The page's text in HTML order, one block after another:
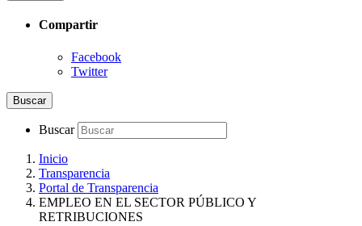
Compartir
Facebook
Twitter
Buscar
Buscar
Inicio
Transparencia
Portal de Transparencia
EMPLEO EN EL SECTOR PÚBLICO Y
RETRIBUCIONES